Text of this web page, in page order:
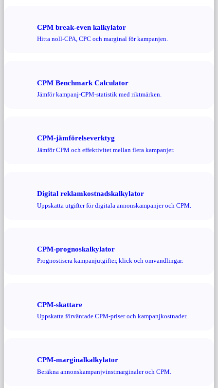
CPM break-even kalkylator
Hitta noll-CPA, CPC och marginal för kampanjen.
CPM Benchmark Calculator
Jämför kampanj-CPM-statistik med riktmärken.
CPM-jämförelseverktyg
Jämför CPM och effektivitet mellan flera kampanjer.
Digital reklamkostnadskalkylator
Uppskatta utgifter för digitala annonskampanjer och CPM.
CPM-prognoskalkylator
Prognostisera kampanjutgifter, klick och omvandlingar.
CPM-skattare
Uppskatta förväntade CPM-priser och kampanjkostnader.
CPM-marginalkalkylator
Beräkna annonskampanjvinstmarginaler och CPM.